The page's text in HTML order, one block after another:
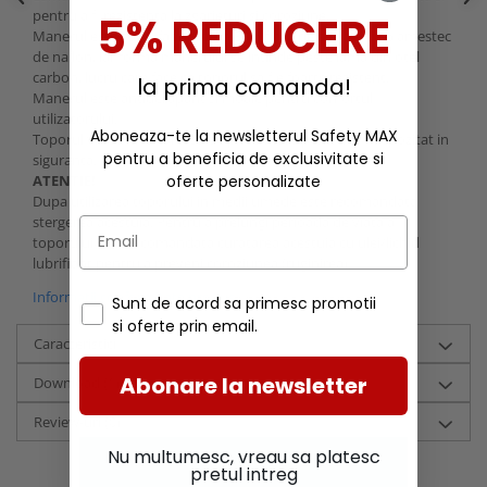
pentru a fi rezistenta la zgarieturi si coroziune.
Manerul este solid, fabricat din 30% fibra de sticla si 70% amestec
de nailon, iar forma manerului se intinde peste lama din otel
carbon, lucru care face ca toporul sa fie foarte rezistent.
Manerul este antiderapant si moale pentru confortul
utilizatorului.
Toporul vine intr-o carcasa de plastic tare pentru a fi depozitat in
siguranta.
ATENTIE!
Dupa utilizarea toporului in medii umede este recomandata
stergerea acestuia. Pentru a prelungi perioada de viata a
toporului este recomandata curatarea acestuia cu ulei/lichid
lubrifiant pentru a preveni coroziunea (ruginirea).
Informatii conformitate produs
Caracteristici
Download (1)
Review-uri(0)
5% REDUCERE
la prima comanda!
Aboneaza-te la newsletterul Safety MAX
pentru a beneficia de exclusivitate si
oferte personalizate
Sunt de acord sa primesc promotii
si oferte prin email.
Abonare la newsletter
Nu multumesc, vreau sa platesc
pretul intreg